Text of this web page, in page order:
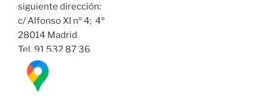
siguiente dirección:
c/ Alfonso XI nº 4; 4º
28014 Madrid
Tel. 91 532 87 36